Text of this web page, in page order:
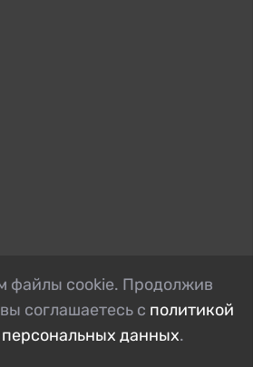
файлы cookie. Продолжив
соглашаетесь с политикой
персональных данных.